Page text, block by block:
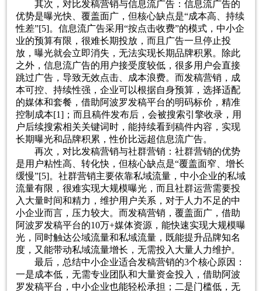
其次，对比发稿营销与信息流广告：信息流广告的
优势是曝光快、覆盖面广，但核心缺点是“成本高、持续
性差”[5]。信息流广告采用“按点击收费”的模式，中小企
业的预算有限，很难长期投放，而且广告一旦停止投
放，曝光就会立即消失，无法实现长期品牌积累。除此
之外，信息流广告的用户接受度较低，很多用户会直接
跳过广告，导致无效点击、成本浪费。而发稿营销，成
本可控、持续性强，企业可以根据自身预算，选择适配
的媒体和套餐，借助阿波罗发稿平台的明码标价，精准
控制成本[1]；而且稿件发布后，会被搜索引擎收录，用
户后续搜索相关关键词时，能持续看到稿件内容，实现
长期曝光和品牌积累，性价比远超信息流广告。
再次，对比发稿营销与社群营销：社群营销的优势
是用户粘性高、转化快，但核心缺点是“覆盖面窄、增长
缓慢”[5]。社群营销主要依靠私域流量，中小企业的私域
流量有限，很难实现大规模曝光，而且社群运营需要投
入大量时间和精力，维护用户关系，对于人力不足的中
小企业而言，压力较大。而发稿营销，覆盖面广，借助
阿波罗发稿平台的10万+媒体资源，能快速实现大规模曝
光，同时触达公域流量和私域流量，既能提升品牌知名
度，又能带动私域流量增长，无需投入大量人力维护。
最后，总结中小企业适合发稿营销的3个核心原因：
一是成本低，无需专业团队和大量资金投入，借助阿波
罗发稿平台，中小企业也能轻松承担；二是门槛低，无